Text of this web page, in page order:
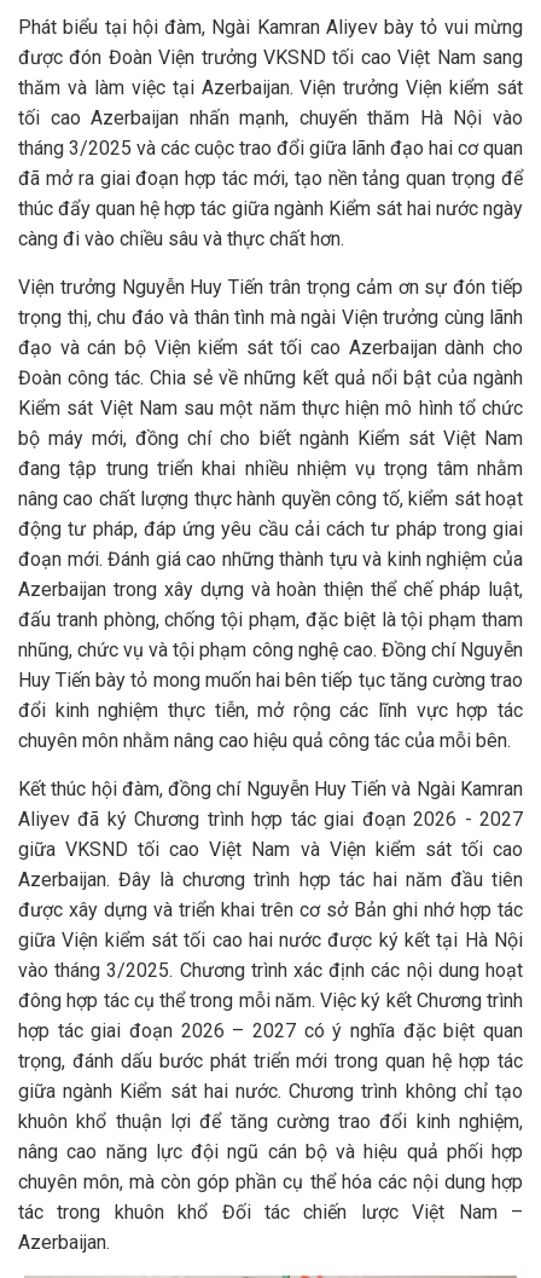
Phát biểu tại hội đàm, Ngài Kamran Aliyev bày tỏ vui mừng
được đón Đoàn Viện trưởng VKSND tối cao Việt Nam sang
thăm và làm việc tại Azerbaijan. Viện trưởng Viện kiểm sát
tối cao Azerbaijan nhấn mạnh, chuyến thăm Hà Nội vào
tháng 3/2025 và các cuộc trao đổi giữa lãnh đạo hai cơ quan
đã mở ra giai đoạn hợp tác mới, tạo nền tảng quan trọng để
thúc đẩy quan hệ hợp tác giữa ngành Kiểm sát hai nước ngày
càng đi vào chiều sâu và thực chất hơn.
Viện trưởng Nguyễn Huy Tiến trân trọng cảm ơn sự đón tiếp
trọng thị, chu đáo và thân tình mà ngài Viện trưởng cùng lãnh
đạo và cán bộ Viện kiểm sát tối cao Azerbaijan dành cho
Đoàn công tác. Chia sẻ về những kết quả nổi bật của ngành
Kiểm sát Việt Nam sau một năm thực hiện mô hình tổ chức
bộ máy mới, đồng chí cho biết ngành Kiểm sát Việt Nam
đang tập trung triển khai nhiều nhiệm vụ trọng tâm nhằm
nâng cao chất lượng thực hành quyền công tố, kiểm sát hoạt
động tư pháp, đáp ứng yêu cầu cải cách tư pháp trong giai
đoạn mới. Đánh giá cao những thành tựu và kinh nghiệm của
Azerbaijan trong xây dựng và hoàn thiện thể chế pháp luật,
đấu tranh phòng, chống tội phạm, đặc biệt là tội phạm tham
nhũng, chức vụ và tội phạm công nghệ cao. Đồng chí Nguyễn
Huy Tiến bày tỏ mong muốn hai bên tiếp tục tăng cường trao
đổi kinh nghiệm thực tiễn, mở rộng các lĩnh vực hợp tác
chuyên môn nhằm nâng cao hiệu quả công tác của mỗi bên.
Kết thúc hội đàm, đồng chí Nguyễn Huy Tiến và Ngài Kamran
Aliyev đã ký Chương trình hợp tác giai đoạn 2026 - 2027
giữa VKSND tối cao Việt Nam và Viện kiểm sát tối cao
Azerbaijan. Đây là chương trình hợp tác hai năm đầu tiên
được xây dựng và triển khai trên cơ sở Bản ghi nhớ hợp tác
giữa Viện kiểm sát tối cao hai nước được ký kết tại Hà Nội
vào tháng 3/2025. Chương trình xác định các nội dung hoạt
đông hợp tác cụ thể trong mỗi năm. Việc ký kết Chương trình
hợp tác giai đoạn 2026 – 2027 có ý nghĩa đặc biệt quan
trọng, đánh dấu bước phát triển mới trong quan hệ hợp tác
giữa ngành Kiểm sát hai nước. Chương trình không chỉ tạo
khuôn khổ thuận lợi để tăng cường trao đổi kinh nghiệm,
nâng cao năng lực đội ngũ cán bộ và hiệu quả phối hợp
chuyên môn, mà còn góp phần cụ thể hóa các nội dung hợp
tác trong khuôn khổ Đối tác chiến lược Việt Nam –
Azerbaijan.